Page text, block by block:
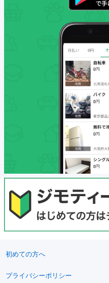
初めての方へ
プライバシーポリシー